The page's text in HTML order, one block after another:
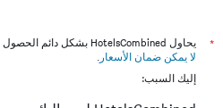
*
يحاول HotelsCombined بشكل دائم الحصول على الأسعار الدقيقة، ولكن
لا يمكن ضمان الأسعار .
إليك السبب: